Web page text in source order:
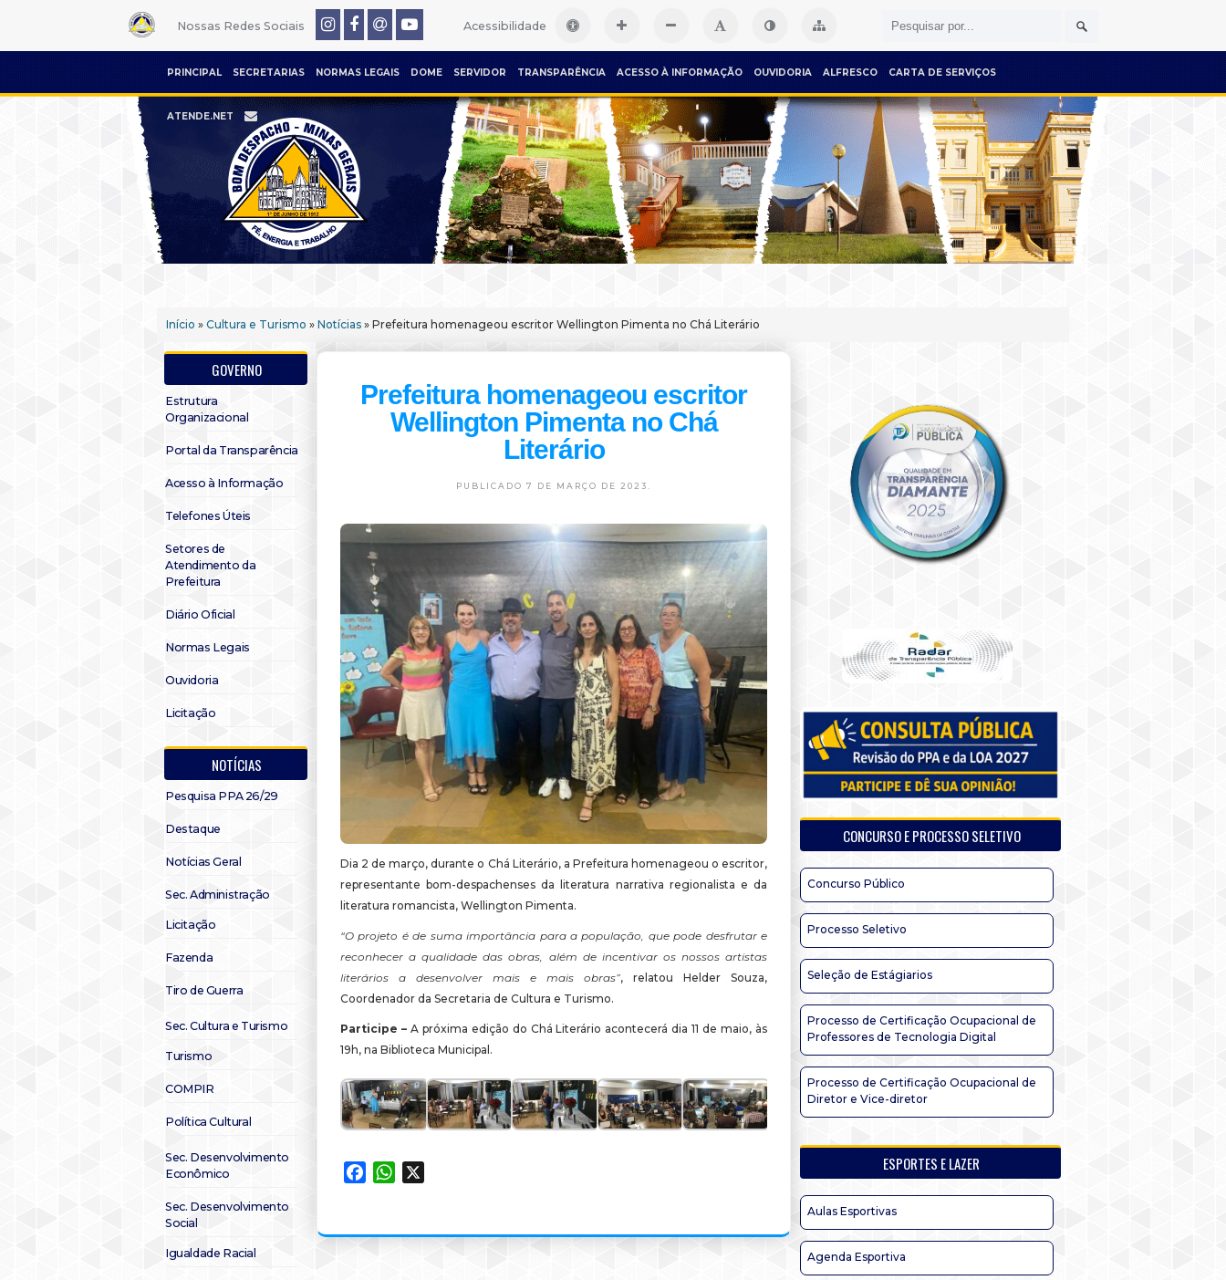
Nossas Redes Sociais Acessibilidade
PRINCIPAL SECRETARIAS NORMAS LEGAIS DOME SERVIDOR TRANSPARÊNCIA ACESSO À INFORMAÇÃO OUVIDORIA ALFRESCO CARTA DE SERVIÇOS
ATENDE.NET
Início » Cultura e Turismo » Notícias » Prefeitura homenageou escritor Wellington Pimenta no Chá Literário
GOVERNO
Estrutura
Organizacional
Portal da Transparência
Acesso à Informação
Telefones Úteis
Setores de
Atendimento da
Prefeitura
Diário Oficial
Normas Legais
Ouvidoria
Licitação
NOTÍCIAS
Pesquisa PPA 26/29
Destaque
Notícias Geral
Sec. Administração
Licitação
Fazenda
Tiro de Guerra
Sec. Cultura e Turismo
Turismo
COMPIR
Política Cultural
Sec. Desenvolvimento
Econômico
Sec. Desenvolvimento
Social
Igualdade Racial
Prefeitura homenageou escritor
Wellington Pimenta no Chá
Literário
PUBLICADO 7 DE MARÇO DE 2023.
Dia 2 de março, durante o Chá Literário, a Prefeitura homenageou o escritor,
representante bom-despachenses da literatura narrativa regionalista e da
literatura romancista, Wellington Pimenta.
“O projeto é de suma importância para a população, que pode desfrutar e
reconhecer a qualidade das obras, além de incentivar os nossos artistas
literários a desenvolver mais e mais obras”, relatou Helder Souza,
Coordenador da Secretaria de Cultura e Turismo.
Participe –A próxima edição do Chá Literário acontecerá dia 11 de maio, às
19h, na Biblioteca Municipal.
FacebookWhatsApp
CONCURSO E PROCESSO SELETIVO
Concurso Público
Processo Seletivo
Seleção de Estágiarios
Processo de Certificação Ocupacional de
Professores de Tecnologia Digital
Processo de Certificação Ocupacional de
Diretor e Vice-diretor
ESPORTES E LAZER
Aulas Esportivas
Agenda Esportiva